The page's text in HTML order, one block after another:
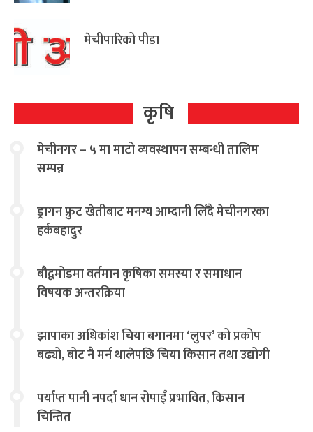
मेचीपारिको पीडा
कृषि
मेचीनगर – ५ मा माटो व्यवस्थापन सम्बन्धी तालिम
सम्पन्न
ड्रागन फ्रुट खेतीबाट मनग्य आम्दानी लिँदै मेचीनगरका
हर्कबहादुर
बौद्वमोडमा वर्तमान कृषिका समस्या र समाधान
विषयक अन्तरक्रिया
झापाका अधिकांश चिया बगानमा ‘लुपर’ को प्रकोप
बढ्यो, बोट नै मर्न थालेपछि चिया किसान तथा उद्योगी
पर्याप्त पानी नपर्दा धान रोपाइँ प्रभावित, किसान
चिन्तित